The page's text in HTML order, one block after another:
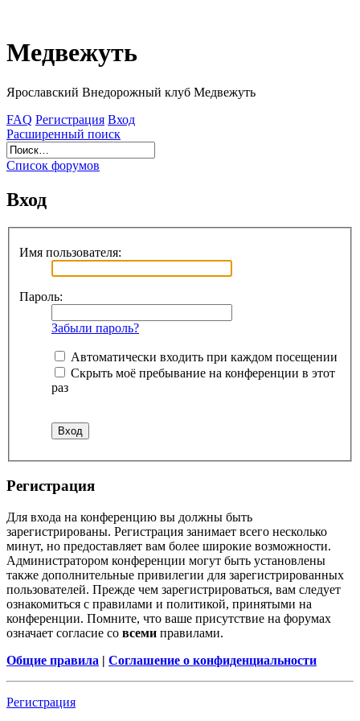
Медвежуть
Ярославский Внедорожный клуб Медвежуть
FAQ Регистрация Вход
Расширенный поиск
Список форумов
Вход
Имя пользователя:
Пароль:
Забыли пароль?
Автоматически входить при каждом посещении
Скрыть моё пребывание на конференции в этот
раз
Регистрация
Для входа на конференцию вы должны быть
зарегистрированы. Регистрация занимает всего несколько
минут, но предоставляет вам более широкие возможности.
Администратором конференции могут быть установлены
также дополнительные привилегии для зарегистрированных
пользователей. Прежде чем зарегистрироваться, вам следует
ознакомиться с правилами и политикой, принятыми на
конференции. Помните, что ваше присутствие на форумах
означает согласие со всеми правилами.
Общие правила | Соглашение о конфиденциальности
Регистрация